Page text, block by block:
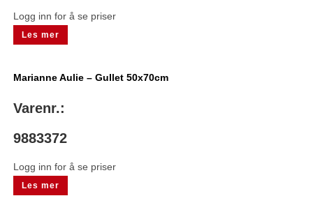
Logg inn for å se priser
Les mer
Marianne Aulie – Gullet 50x70cm
Varenr.:
9883372
Logg inn for å se priser
Les mer